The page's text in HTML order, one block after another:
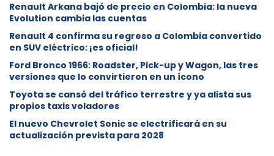
Renault Arkana bajó de precio en Colombia: la nueva
Evolution cambia las cuentas
Renault 4 confirma su regreso a Colombia convertido
en SUV eléctrico: ¡es oficial!
Ford Bronco 1966: Roadster, Pick-up y Wagon, las tres
versiones que lo convirtieron en un ícono
Toyota se cansó del tráfico terrestre y ya alista sus
propios taxis voladores
El nuevo Chevrolet Sonic se electrificará en su
actualización prevista para 2028